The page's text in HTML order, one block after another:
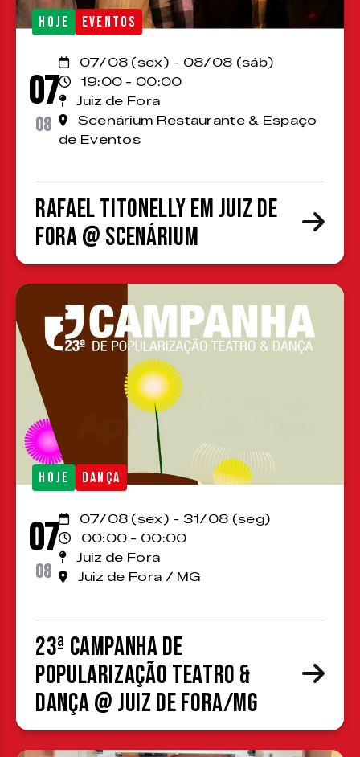
HOJE EVENTOS
07
08
07/08 (sex) - 08/08 (sáb)
19:00 - 00:00
Juiz de Fora
Scenárium Restaurante & Espaço
de Eventos
Rafael Titonelly em Juiz de
Fora @ Scenárium
HOJE DANÇA
07
08
07/08 (sex) - 31/08 (seg)
00:00 - 00:00
Juiz de Fora
Juiz de Fora / MG
23ª Campanha de
Popularização Teatro &
Dança @ Juiz de Fora/MG